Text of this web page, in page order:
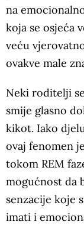
na
koja se osjeća
veću
ovakve male
Neki roditelji
smije glasno
kikot. Iako
ovaj fenomen
tokom REM
mogućnost da
senzacije koje
imati i